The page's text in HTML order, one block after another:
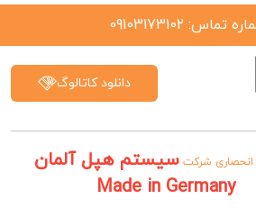
انحصاری شرکت سیستم هپل آلمان
Made in Germany
دانلود کاتالوگ
تماس: 09103173102